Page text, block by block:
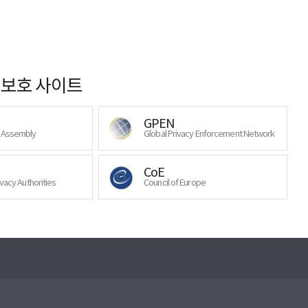
호 사이트
GPEN
Global Privacy Enforcement Network
Authorities
CoE
Council of Europe